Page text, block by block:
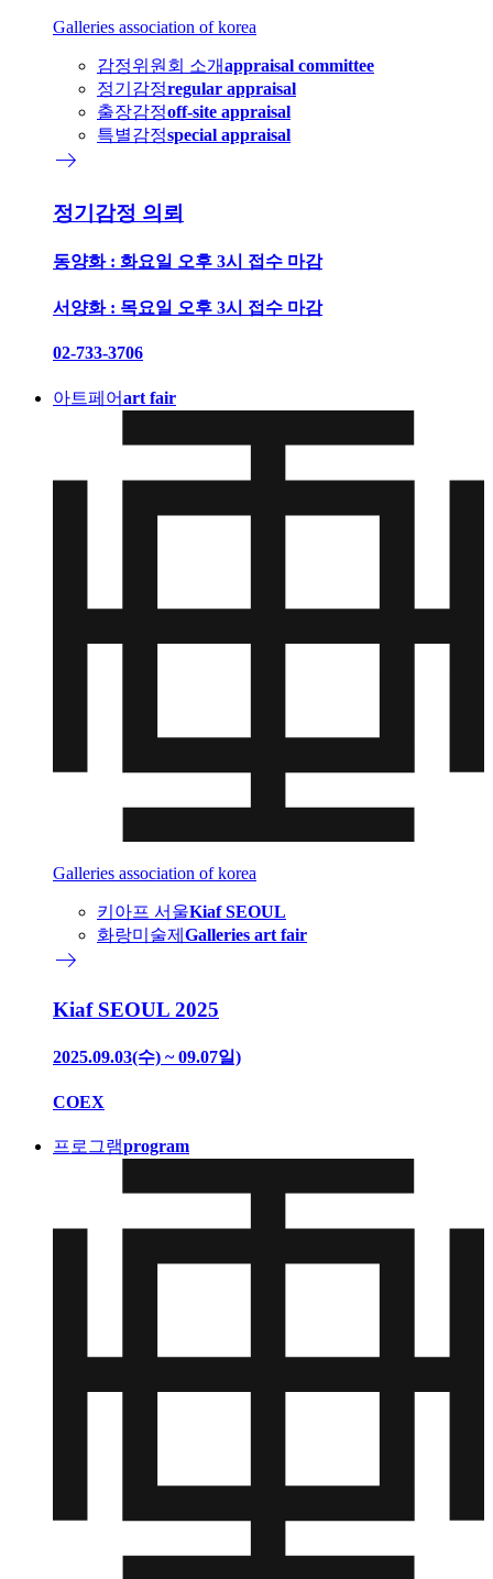
Galleries association of korea
감정위원회 소개appraisal committee
정기감정regular appraisal
출장감정off-site appraisal
특별감정special appraisal
east
정기감정 의뢰
동양화 : 화요일 오후 3시 접수 마감
서양화 : 목요일 오후 3시 접수 마감
02-733-3706
아트페어art fair
Galleries association of korea
키아프 서울Kiaf SEOUL
화랑미술제 Galleries art fair
east
Kiaf SEOUL 2025
2025.09.03(수) ~ 09.07일)
COEX
프로그램program